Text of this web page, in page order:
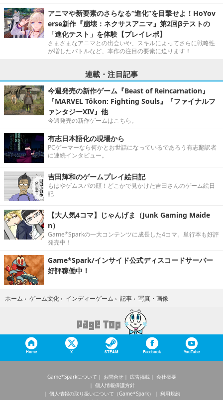
アニマや新要素のさらなる“進化”を目撃せよ！HoYov
erse新作『崩壊：ネクサスアニマ』第2回βテストの
「進化テスト」を体験【プレイレポ】
さまざまなアニマとの出会いや、スキルによってさらに戦略性
が増したバトルなど、本作の注目の要素に迫ります！
連載・注目記事
今週発売の新作ゲーム『Beast of Reincarnation』
『MARVEL Tōkon: Fighting Souls』『ファイナルフ
ァンタジーXIV』他
今週発売の新作ゲームはこちら。
有志日本語化の現場から
PCゲーマーなら何かとお世話になっているであろう有志翻訳者
に連続インタビュー。
吉田輝和のゲームプレイ絵日記
もはやゲムスパの顔！どこかで見かけた吉田さんのゲーム絵日
記
【大人気4コマ】じゃんげま（Junk Gaming Maide
n）
Game*Sparkの一大コンテンツに成長した4コマ。単行本も好評
発売中！
Game*Spark/インサイド公式ディスコードサーバー
好評稼働中！
ホーム › ゲーム文化 › インディーゲーム › 記事 › 写真・画像
Home X STEAM Facebook YouTube
Game*Sparkについて お問合せ 広告掲載
会社概要
個人情報保護方針
個人情報の取り扱いについて（Game*Spark）
利用規約